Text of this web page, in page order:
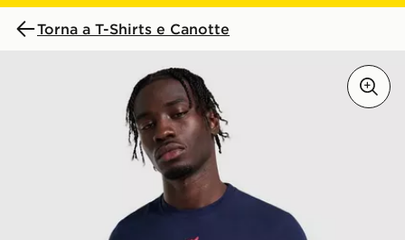
Torna a T-Shirts e Canotte